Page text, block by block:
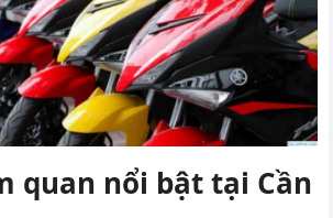
quan nổi bật tại Cần